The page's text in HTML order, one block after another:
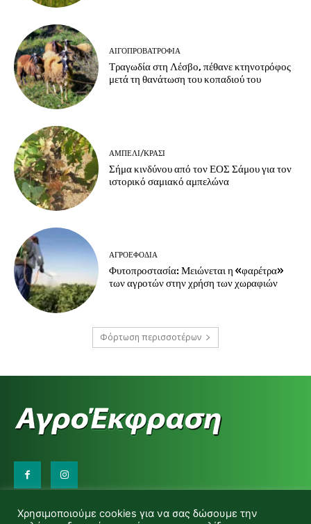
ΑΙΓΟΠΡΟΒΑΤΡΟΦΊΑ
Τραγωδία στη Λέσβο, πέθανε κτηνοτρόφος
μετά τη θανάτωση του κοπαδιού του
ΑΜΠΈΛΙ/ΚΡΑΣΊ
Σήμα κινδύνου από τον ΕΟΣ Σάμου για τον
ιστορικό σαμιακό αμπελώνα
ΑΓΡΟΕΦΌΔΙΑ
Φυτοπροστασία: Μειώνεται η «φαρέτρα»
των αγροτών στην χρήση των χωραφιών
Φόρτωση περισσοτέρων
d.makas@yahoo.gr
Χρησιμοποιούμε cookies για να σας δώσουμε την